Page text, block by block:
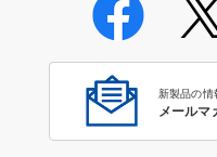
新製品の情
メールマ